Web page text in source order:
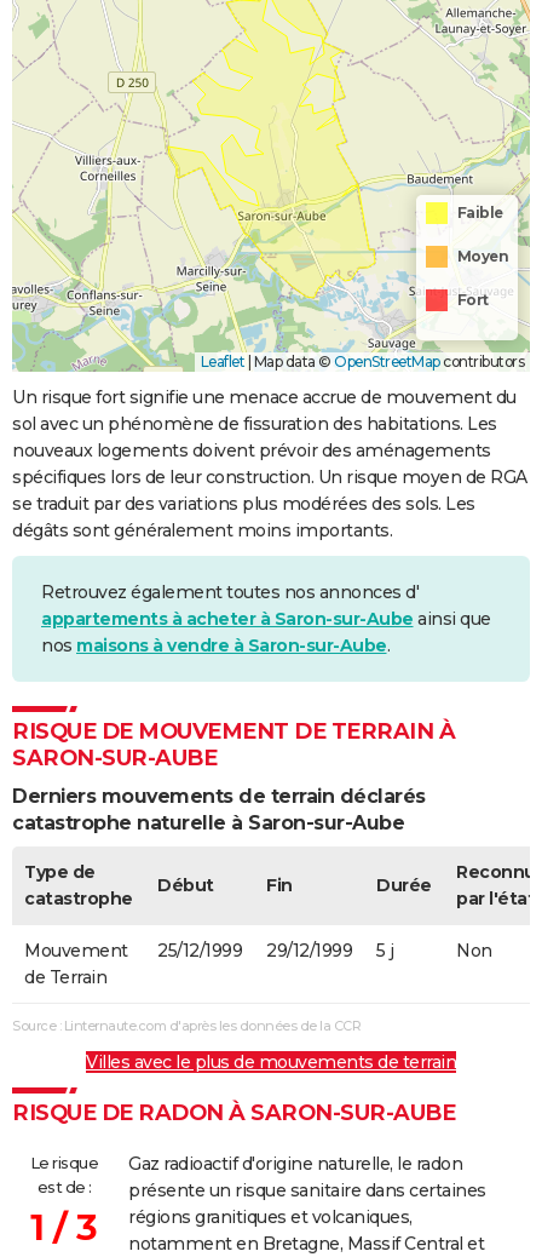
Faible
Moyen
Fort
Leaflet Map data © OpenStreetMapcontributors
Un risque fort signifie une menace accrue de mouvement du
sol avec un phénomène de fissuration des habitations. Les
nouveaux logements doivent prévoir des aménagements
spécifiques lors de leur construction. Un risque moyen de RGA
se traduit par des variations plus modérées des sols. Les
dégâts sont généralement moins importants.
Retrouvez également toutes nos annonces d'
appartements à acheter à Saron-sur-Aube ainsi que
nos maisons à vendre à Saron-sur-Aube.
RISQUE DE MOUVEMENT DE TERRAIN À
SARON-SUR-AUBE
Derniers mouvements de terrain déclarés
catastrophe naturelle à Saron-sur-Aube
Type de
catastrophe
Début Fin Durée
par l'état
Mouvement
de Terrain
25/12/1999 29/12/1999 5 j Non
Source : Linternaute.com d'après les données de la CCR
Villes avec le plus de mouvements de terrain
RISQUE DE RADON À SARON-SUR-AUBE
Le risque
est de :
1 / 3
Gaz radioactif d'origine naturelle, le radon
présente un risque sanitaire dans certaines
régions granitiques et volcaniques,
notamment en Bretagne, Massif Central et